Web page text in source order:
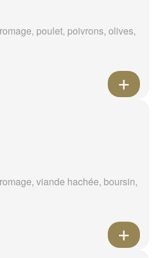
poulet, poivrons, olives,
viande hachée, boursin,